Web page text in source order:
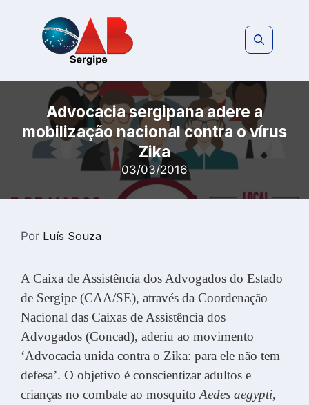
Advocacia sergipana adere a
mobilização nacional contra o vírus
Zika
03/03/2016
Por Luís Souza
A Caixa de Assistência dos Advogados do Estado
de Sergipe (CAA/SE), através da Coordenação
Nacional das Caixas de Assistência dos
Advogados (Concad), aderiu ao movimento
‘Advocacia unida contra o Zika: para ele não tem
defesa’. O objetivo é conscientizar adultos e
crianças no combate ao mosquito Aedes aegypti,